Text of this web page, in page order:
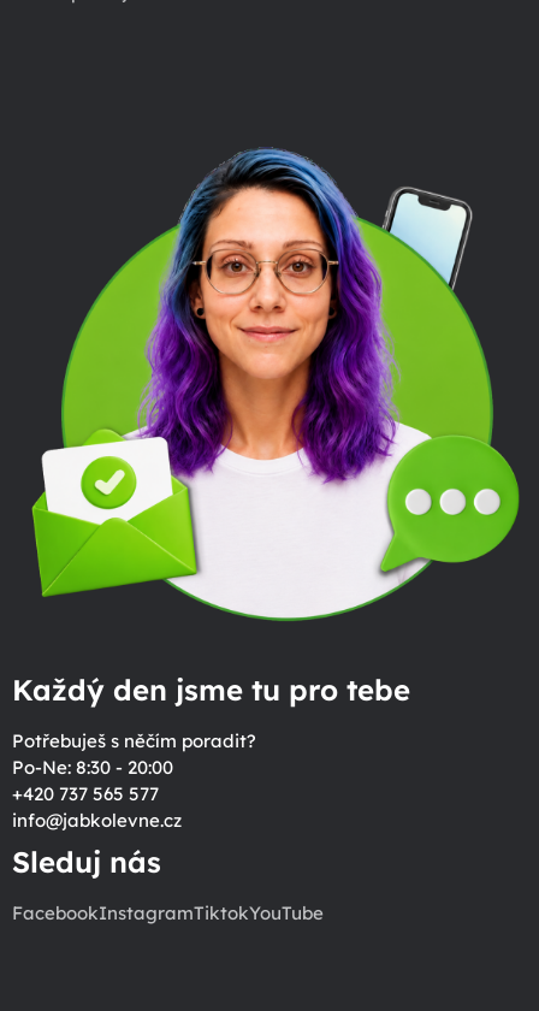
Každý den jsme tu pro tebe
Potřebuješ s něčím poradit?
Po-Ne: 8:30 - 20:00
+420 737 565 577
info@jabkolevne.cz
Sleduj nás
FacebookInstagramTiktokYouTube